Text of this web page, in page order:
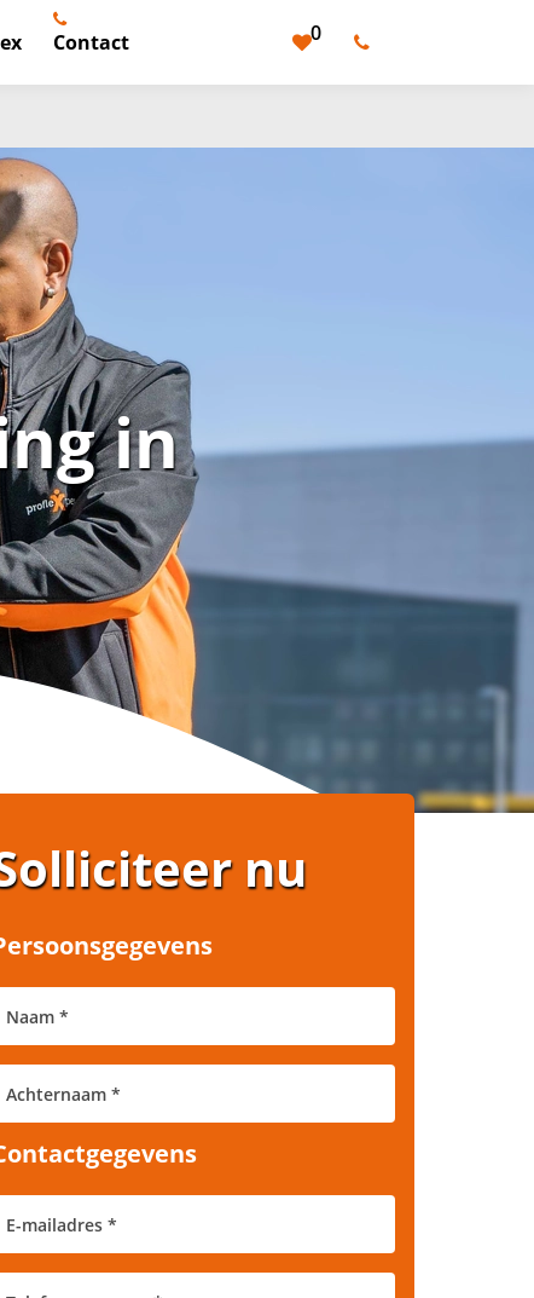
Contact 0
in
nu